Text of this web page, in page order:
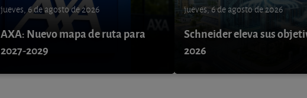
jueves, 6 de agosto de 2026
AXA: Nuevo mapa de ruta para
2027-2029
jueves, 6 de agosto de 2026
Schneider eleva sus
2026